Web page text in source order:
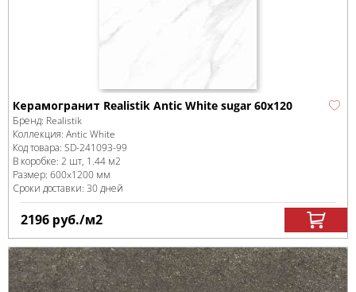
Керамогранит Realistik Antic White sugar 60x120
Бренд: Realistik
Коллекция: Antic White
Код товара: SD-241093-99
В коробке: 2 шт, 1.44 м2
Размер: 600x1200 мм
Сроки доставки: 30 дней
2196 руб./м2